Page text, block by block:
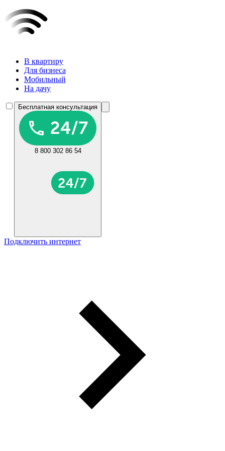
В квартиру
Для бизнеса
Мобильный
На дачу
Бесплатная консультация
8 800 302 86 54
Подключить интернет